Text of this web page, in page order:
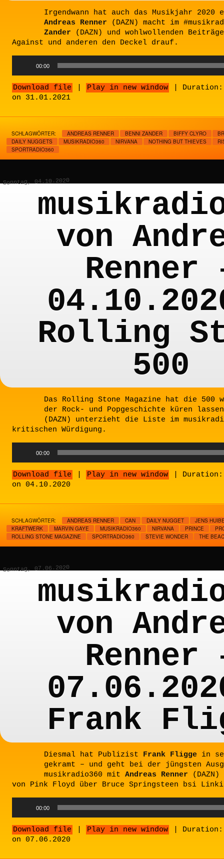
Irgendwann hat auch das Musikjahr 2020
Andreas Renner (DAZN) macht im
Zander (DAZN) und wohlwollenden
Against und anderen den Deckel drauf.
00:00
Download file Play in new window
on 31.01.2021
SCHLAGWÖRTER: ANDREAS RENNER BENNI ZANDER BIFFY CLYRO
DAILY NUGGETS
MUSIKRADIO360 NIRVANA NOTHING BUT THIEVES
SPORTRADIO360
Sonntag, 04.10.2020
von
Renner
Rolling
500
Das Rolling Stone Magazine hat die 500
der Rock- und Popgeschichte küren
(DAZN) unterzieht die Liste im
kritischen Würdigung.
00:00
Download file Play in new window
on 04.10.2020
SCHLAGWÖRTER: ANDREAS RENNER CAN DAILY NUGGET
JENS
KRAFTWERK
MARVIN GAYE MUSIKRADIO360 NIRVANA PRINCE
ROLLING STONE MAGAZINE
SPORTRADIO360 STEVIE WONDER THE
Sonntag, 07.06.2020
von
Renner
Frank
Diesmal hat Publizist Frank Fligge in
gekramt – und geht bei der jüngsten
musikradio360 mit Andreas Renner
von Pink Floyd über Bruce Springsteen bsi
00:00
Download file Play in new window
on 07.06.2020